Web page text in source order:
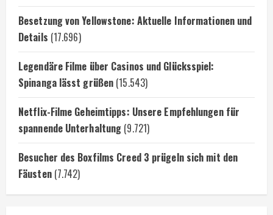
Besetzung von Yellowstone: Aktuelle Informationen und
Details (17.696)
Legendäre Filme über Casinos und Glücksspiel:
Spinanga lässt grüßen (15.543)
Netflix-Filme Geheimtipps: Unsere Empfehlungen für
spannende Unterhaltung (9.721)
Besucher des Boxfilms Creed 3 prügeln sich mit den
Fäusten (7.742)